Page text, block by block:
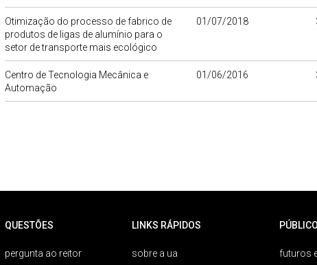
Otimização do processo de fabrico de
produtos de ligas de alumínio para o
setor de transporte mais ecológico
01/07/2018
Centro de Tecnologia Mecânica e
Automação
01/06/2016
QUESTÕES
pergunta ao reitor
LINKS RÁPIDOS
sobre a ua
futuros